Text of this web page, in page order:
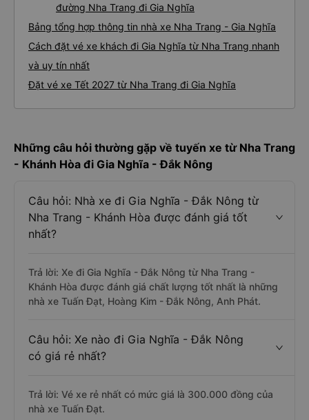
đường Nha Trang đi Gia Nghĩa
Bảng tổng hợp thông tin nhà xe Nha Trang - Gia Nghĩa
Cách đặt vé xe khách đi Gia Nghĩa từ Nha Trang nhanh
và uy tín nhất
Đặt vé xe Tết 2027 từ Nha Trang đi Gia Nghĩa
Những câu hỏi thường gặp về tuyến xe từ Nha Trang
- Khánh Hòa đi Gia Nghĩa - Đắk Nông
Câu hỏi: Nhà xe đi Gia Nghĩa - Đắk Nông từ
Nha Trang - Khánh Hòa được đánh giá tốt
nhất?
Trả lời: Xe đi Gia Nghĩa - Đắk Nông từ Nha Trang -
Khánh Hòa được đánh giá chất lượng tốt nhất là những
nhà xe Tuấn Đạt, Hoàng Kim - Đắk Nông, Anh Phát.
Câu hỏi: Xe nào đi Gia Nghĩa - Đắk Nông
có giá rẻ nhất?
Trả lời: Vé xe rẻ nhất có mức giá là 300.000 đồng của
nhà xe Tuấn Đạt.